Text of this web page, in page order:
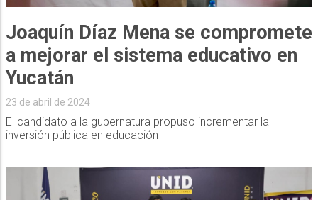
Joaquín Díaz Mena se compromete
a mejorar el sistema educativo en
Yucatán
23 de abril de 2024
El candidato a la gubernatura propuso incrementar la
inversión pública en educación